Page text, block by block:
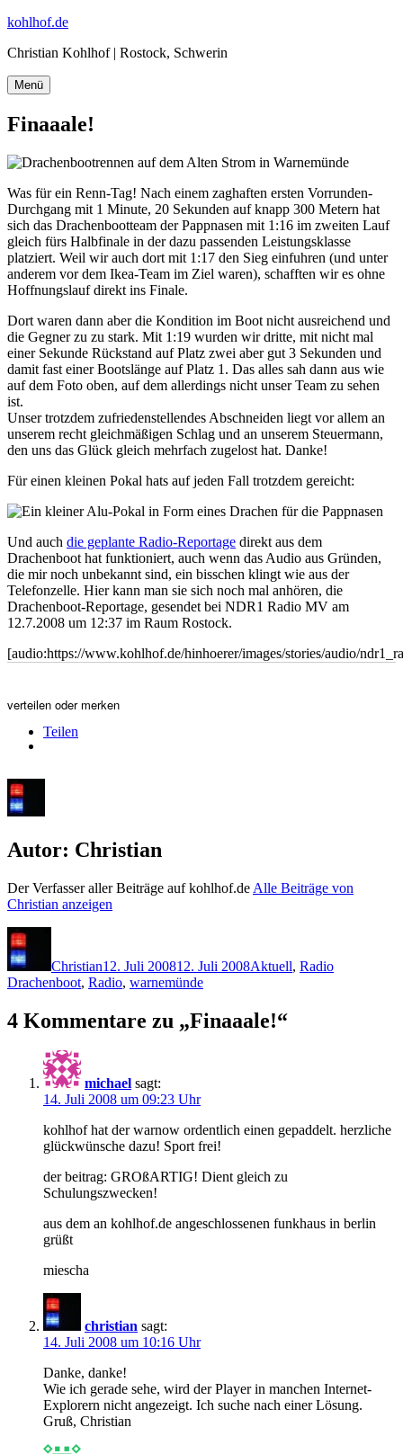
Zum
springen
kohlhof.de
Christian Kohlhof | Rostock, Schwerin
Menü
Finaaale!
Was für ein Renn-Tag! Nach einem zaghaften ersten Vorrunden-
Durchgang mit 1 Minute, 20 Sekunden auf knapp 300 Metern hat
sich das Drachenbootteam der Pappnasen mit 1:16 im zweiten Lauf
gleich fürs Halbfinale in der dazu passenden Leistungsklasse
platziert. Weil wir auch dort mit 1:17 den Sieg einfuhren (und unter
anderem vor dem Ikea-Team im Ziel waren), schafften wir es ohne
Hoffnungslauf direkt ins Finale.
Dort waren dann aber die Kondition im Boot nicht ausreichend und
die Gegner zu zu stark. Mit 1:19 wurden wir dritte, mit nicht mal
einer Sekunde Rückstand auf Platz zwei aber gut 3 Sekunden und
damit fast einer Bootslänge auf Platz 1. Das alles sah dann aus wie
auf dem Foto oben, auf dem allerdings nicht unser Team zu sehen
ist.
Unser trotzdem zufriedenstellendes Abschneiden liegt vor allem an
unserem recht gleichmäßigen Schlag und an unserem Steuermann,
den uns das Glück gleich mehrfach zugelost hat. Danke!
Für einen kleinen Pokal hats auf jeden Fall trotzdem gereicht:
Und auch die geplante Radio-Reportage direkt aus dem
Drachenboot hat funktioniert, auch wenn das Audio aus Gründen,
die mir noch unbekannt sind, ein bisschen klingt wie aus der
Telefonzelle. Hier kann man sie sich noch mal anhören, die
Drachenboot-Reportage, gesendet bei NDR1 Radio MV am
12.7.2008 um 12:37 im Raum Rostock.
[audio:https://www.kohlhof.de/hinhoerer/images/stories/audio/
verteilen oder merken
Teilen
Autor: Christian
Der Verfasser aller Beiträge auf kohlhof.de Alle Beiträge von
Christian anzeigen
Christian12. Juli 200812. Juli 2008Aktuell, Radio
Drachenboot, Radio, warnemünde
4 Kommentare zu „Finaaale!“
michael sagt:
14. Juli 2008 um 09:23 Uhr
kohlhof hat der warnow ordentlich einen gepaddelt. herzliche
glückwünsche dazu! Sport frei!
der beitrag: GROßARTIG! Dient gleich zu
Schulungszwecken!
aus dem an kohlhof.de angeschlossenen funkhaus in berlin
grüßt
miescha
christian sagt:
14. Juli 2008 um 10:16 Uhr
Danke, danke!
Wie ich gerade sehe, wird der Player in manchen Internet-
Explorern nicht angezeigt. Ich suche nach einer Lösung.
Gruß, Christian